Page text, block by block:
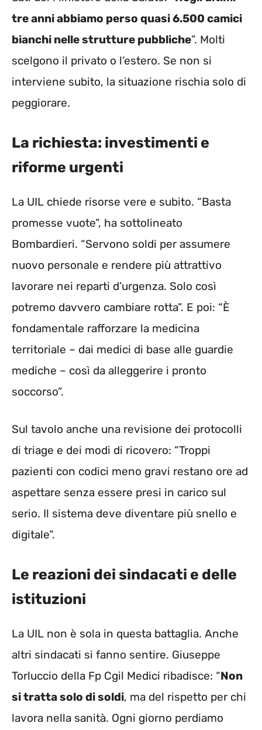
tre anni abbiamo perso quasi 6.500 camici
bianchi nelle strutture pubbliche”. Molti
scelgono il privato o l’estero. Se non si
interviene subito, la situazione rischia solo di
peggiorare.
La richiesta: investimenti e
riforme urgenti
La UIL chiede risorse vere e subito. “Basta
promesse vuote”, ha sottolineato
Bombardieri. “Servono soldi per assumere
nuovo personale e rendere più attrattivo
lavorare nei reparti d’urgenza. Solo così
potremo davvero cambiare rotta”. E poi: “È
fondamentale rafforzare la medicina
territoriale – dai medici di base alle guardie
mediche – così da alleggerire i pronto
soccorso”.
Sul tavolo anche una revisione dei protocolli
di triage e dei modi di ricovero: “Troppi
pazienti con codici meno gravi restano ore ad
aspettare senza essere presi in carico sul
serio. Il sistema deve diventare più snello e
digitale”.
Le reazioni dei sindacati e delle
istituzioni
La UIL non è sola in questa battaglia. Anche
altri sindacati si fanno sentire. Giuseppe
Torluccio della Fp Cgil Medici ribadisce: “Non
si tratta solo di soldi, ma del rispetto per chi
lavora nella sanità. Ogni giorno perdiamo